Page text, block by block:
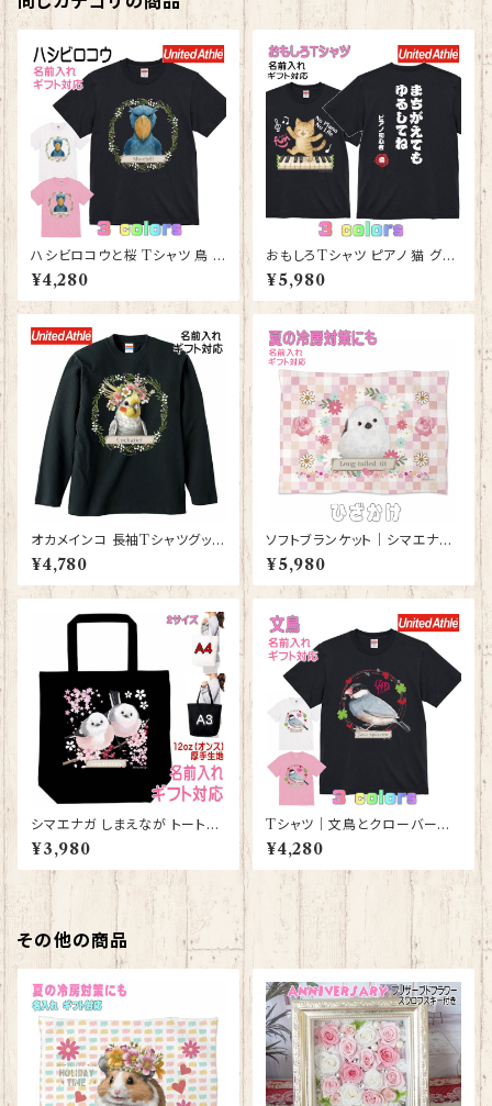
ハシビロコウと桜 Tシャツ 鳥 グ
ッズ 雑貨 レディース メンズ 【型
番 T-10012】はじびろこう プレ
ゼント ギフト
¥4,280
おもしろTシャツ ピアノ 猫 グッ
ズ 雑貨 レディース メンズ 【型番
T-10013】ストリートピアノ プレ
ゼント ギフト
¥5,980
オカメインコ 長袖Tシャツグッズ
洋服 ロングTシャツ カットソー
レディース メンズ 【型番 LT-10
006】お花の王冠シリーズ
¥4,780
ソフトブランケット｜シマエナガ
グッズ ひざかけ 毛布【型番 SB-
116】ピンク しまえなが プレゼ
ント ギフト
¥5,980
シマエナガ しまえなが トートバ
ッグ （黒） グッズ 雑貨 入学祝
い レッスンバッグ お買い物バッ
グ【型番 B-10011】プレゼント
ギフト
¥3,980
Tシャツ｜文鳥とクローバーと
ハート【型番 T-152】レディース
メンズ 大きいサイズ グッズ K
YAPIArt きゃぴあーと
¥4,280
その他の商品